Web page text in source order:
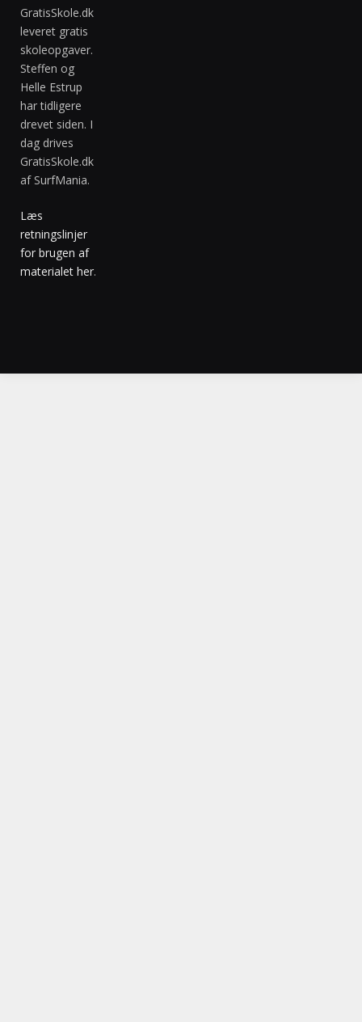
GratisSkole.dk
leveret gratis
skoleopgaver.
Steffen og
Helle Estrup
har tidligere
drevet siden. I
dag drives
GratisSkole.dk
af SurfMania.
Læs
retningslinjer
for brugen af
materialet her.